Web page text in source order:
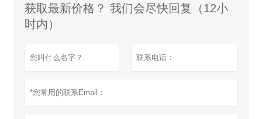
获取最新价格？ 我们会尽快回复（12小
时内）